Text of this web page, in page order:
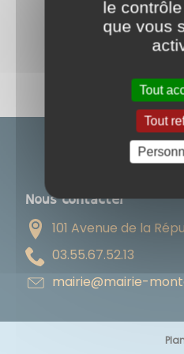
Partagez
Nous contacter
101 Avenue de la
31.25.76.55.30
gro.ninahctnom-
le
que vous
Tout
Tout